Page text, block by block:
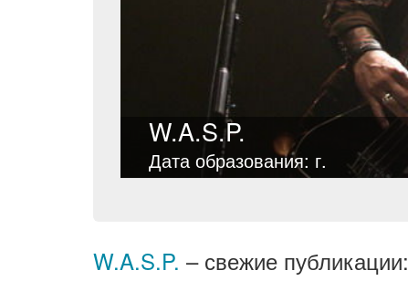
W.A.S.P.
Дата образования: г.
W.A.S.P. – свежие публикации: